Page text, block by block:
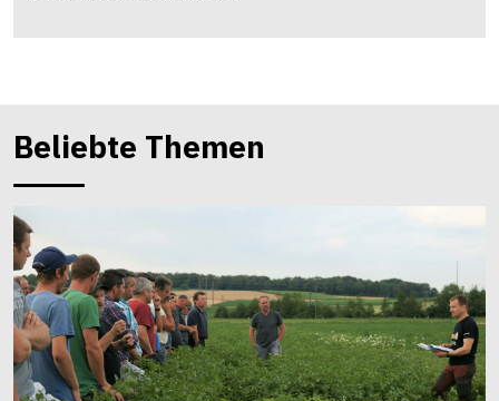
Beliebte Themen